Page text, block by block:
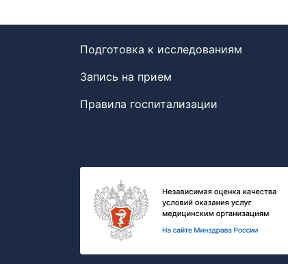
Подготовка к исследованиям
Запись на прием
Правила госпитализации